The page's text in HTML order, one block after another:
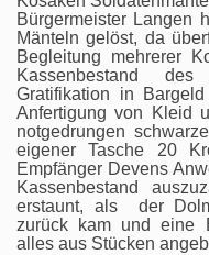
Bürgermeister Langen
Mänteln gelöst, da
Begleitung mehrerer
Kassenbestand
Gratifikation in
Anfertigung von Kleid
notgedrungen
eigener Tasche 20
Empfänger Devens
Kassenbestand
erstaunt, als der
zurück kam und eine
alles aus Stücken